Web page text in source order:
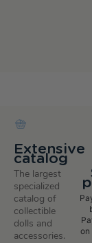
Extensive
catalog
The largest
specialized
catalog of
collectible
dolls and
accessories.
on